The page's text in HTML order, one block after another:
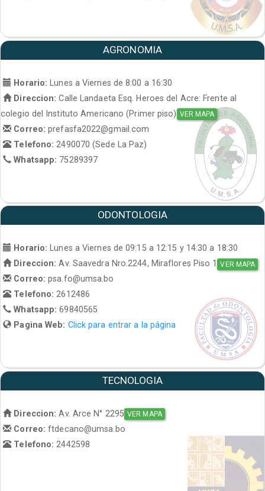
AGRONOMIA
Horario:
Lunes a Viernes de 8:00 a 16:30
Direccion: Calle Landaeta Esq. Heroes del Acre: Frente al
colegio del Instituto Americano (Primer piso) VER MAPA
Correo:prefasfa2022@gmail.com
Telefono: 2490070 (Sede La Paz)
Whatsapp: 75289397
ODONTOLOGIA
Horario: Lunes a Viernes de 09:15 a 12:15 y 14:30 a 18:30
Direccion: Av. Saavedra Nro.2244, Miraflores Piso 1 VER MAPA
Correo:psa.fo@umsa.bo
Telefono:2612486
Whatsapp:69840565
Pagina Web: Click para entrar a la página
TECNOLOGIA
Direccion: Av. Arce N° 2295 VER MAPA
Correo:ftdecano@umsa.bo
Telefono: 2442598